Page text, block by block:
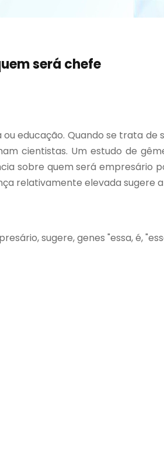
será chefe
ou educação. Quando se trata
cientistas. Um estudo de
sobre quem será
relativamente elevada sugere
sugere, genes "essa, é,